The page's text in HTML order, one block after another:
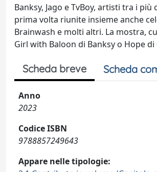
Banksy, Jago e TvBoy, artisti tra i
prima volta riunite insieme anche
Brainwash e molti altri. La mostra,
Girl with Baloon di Banksy o Hope
Scheda breve Scheda
Anno
2023
Codice ISBN
9788857249643
Appare nelle tipologie: